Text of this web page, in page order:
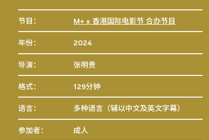
节目： M+ x 香港国际电影节 合办节目
年份： 2024
导演： 张明贵
格式： 129分钟
语言： 多种语言（辅以中文及英文字幕）
参加者： 成人